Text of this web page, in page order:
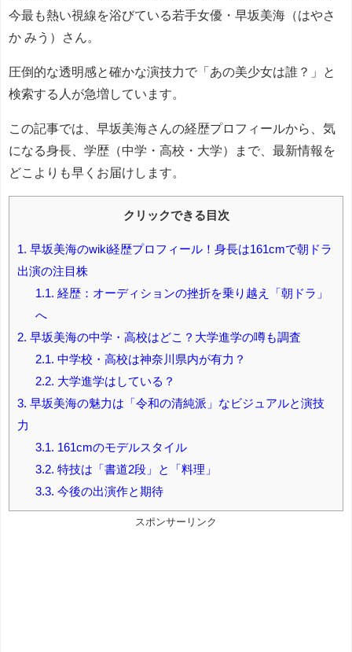
今最も熱い視線を浴びている若手女優・早坂美海（はやさ
か みう）さん。
圧倒的な透明感と確かな演技力で「あの美少女は誰？」と
検索する人が急増しています。
この記事では、早坂美海さんの経歴プロフィールから、気
になる身長、学歴（中学・高校・大学）まで、最新情報を
どこよりも早くお届けします。
クリックできる目次
1. 早坂美海のwiki経歴プロフィール！身長は161cmで朝ドラ
出演の注目株
1.1. 経歴：オーディションの挫折を乗り越え「朝ドラ」
へ
2. 早坂美海の中学・高校はどこ？大学進学の噂も調査
2.1. 中学校・高校は神奈川県内が有力？
2.2. 大学進学はしている？
3. 早坂美海の魅力は「令和の清純派」なビジュアルと演技
力
3.1. 161cmのモデルスタイル
3.2. 特技は「書道2段」と「料理」
3.3. 今後の出演作と期待
スポンサーリンク